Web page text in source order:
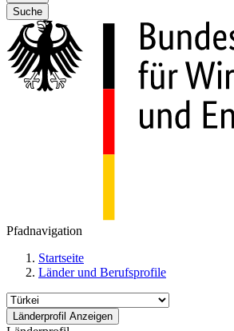
Suche
Pfadnavigation
Startseite
Länder und Berufsprofile